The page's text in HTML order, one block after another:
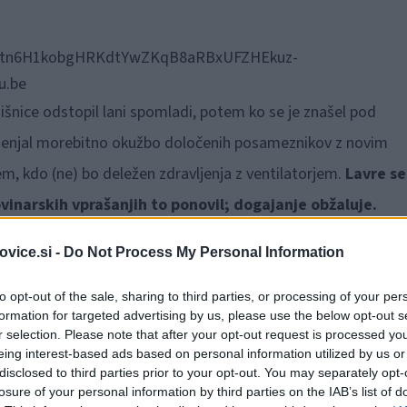
- Do Not Process My Personal Information
opt-out of the sale, sharing to third parties, or processing of your
for targeted advertising by us, please use the below opt-out
selection. Please note that after your opt-out request is processed
interest-based ads based on personal information utilized by us
to third parties prior to your opt-out. You may separately
of your personal information by third parties on the IAB’s list of
odstopil lani spomladi, potem ko se je znašel pod
morebitno okužbo določenih posameznikov z novim
kdo (ne) bo deležen zdravljenja z ventilatorjem. Lavre
vprašanjih to ponovil; dogajanje obžaluje.
sodelovati z vsemi tistimi, ki želijo sodelovati z mano,"
lokalne skupnosti in nenazadnje ustanovitelja, se za
letos je minuli četrtek z imenovanjemLavreta za